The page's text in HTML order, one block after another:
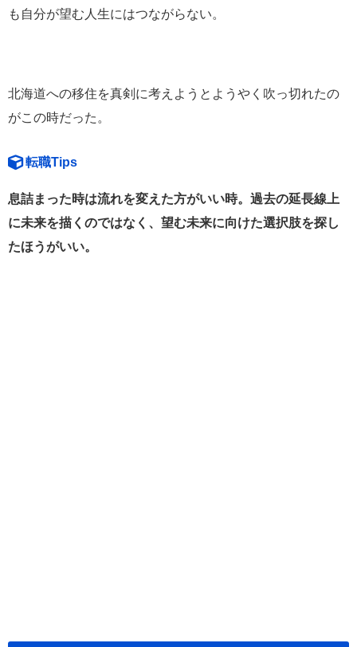
も自分が望む人生にはつながらない。
北海道への移住を真剣に考えようとようやく吹っ切れたの
がこの時だった。
転職Tips
息詰まった時は流れを変えた方がいい時。過去の延長線上
に未来を描くのではなく、望む未来に向けた選択肢を探し
たほうがいい。